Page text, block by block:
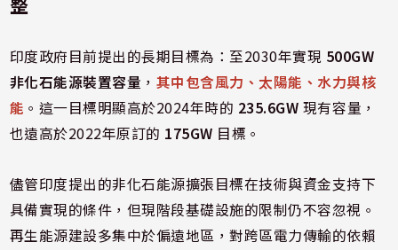
印度政府目前提出的長期目標為：至2030年實現 500GW
非化石能源裝置容量 ， 其中包含風力、太陽能、水力與核
能 。這一目標明顯高於2024年時的 235.6GW 現有容量，
也遠高於2022年原訂的 175GW 目標。
儘管印度提出的非化石能源擴張目標在技術與資金支持下
具備實現的條件，但現階段基礎設施的限制仍不容忽視。
再生能源建設多集中於偏遠地區，對跨區電力傳輸的依賴